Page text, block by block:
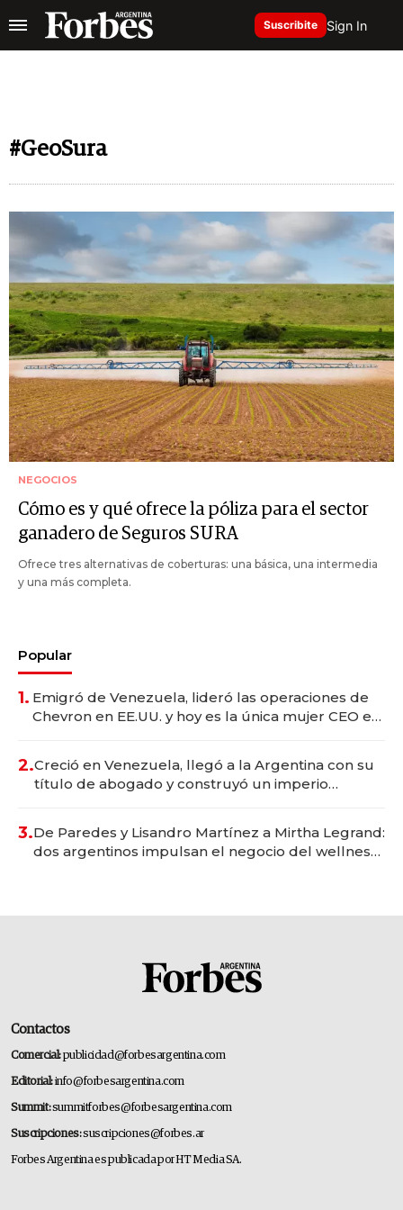
Suscribite Sign In
#GeoSura
NEGOCIOS
Cómo es y qué ofrece la póliza para el sector
ganadero de Seguros SURA
Ofrece tres alternativas de coberturas: una básica, una intermedia
y una más completa.
Popular
1. Emigró de Venezuela, lideró las operaciones de
Chevron en EE.UU. y hoy es la única mujer CEO en
2.Creció en Venezuela, llegó a la Argentina con su
título de abogado y construyó un imperio
3.De Paredes y Lisandro Martínez a Mirtha Legrand:
dos argentinos impulsan el negocio del wellness
Contactos
Comercial:publicidad@forbesargentina.com
Editorial:info@forbesargentina.com
Summit:summitforbes@forbesargentina.com
Suscripciones:suscripciones@forbes.ar
Forbes Argentina es publicada por HT Media SA.